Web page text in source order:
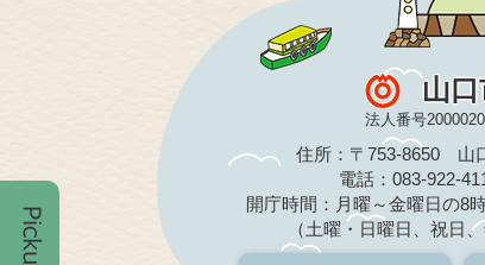
山
法人番号
住所：〒753-8650 山
電話：083-922-
開庁時間：月曜～金曜日の8
（土曜・日曜日、祝日